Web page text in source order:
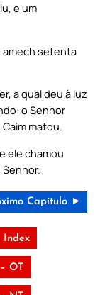
e um
setenta
a qual deu à luz
o Senhor
matou.
ele chamou
Capítulo ►
Index
OT